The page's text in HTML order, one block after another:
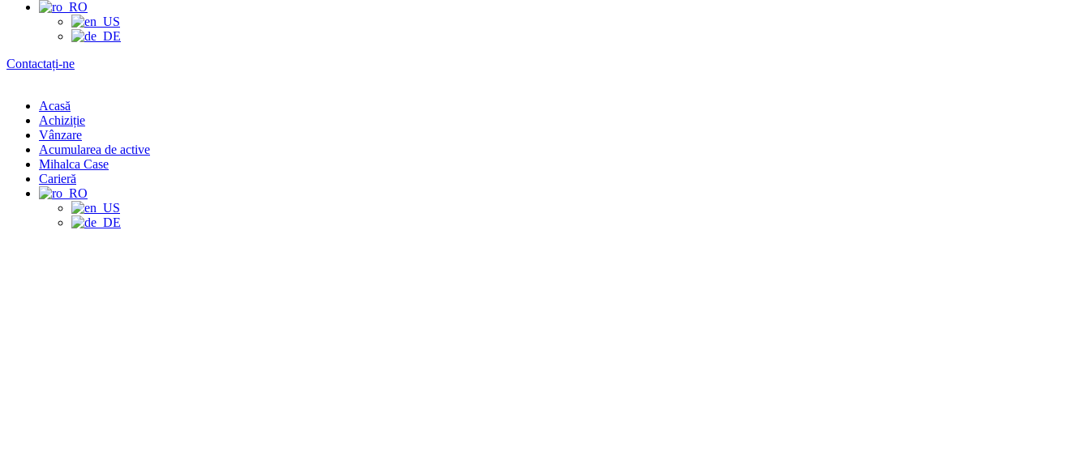
Contactați-ne
Acasă
Achiziție
Vânzare
Acumularea de active
Mihalca Case
Carieră